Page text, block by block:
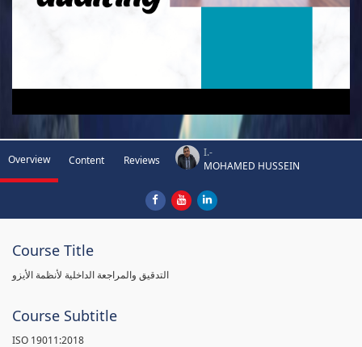
Overview Content Reviews
I.-
MOHAMED HUSSEIN
Course Title
التدقيق والمراجعة الداخلية لأنظمة الأيزو
Course Subtitle
ISO 19011:2018